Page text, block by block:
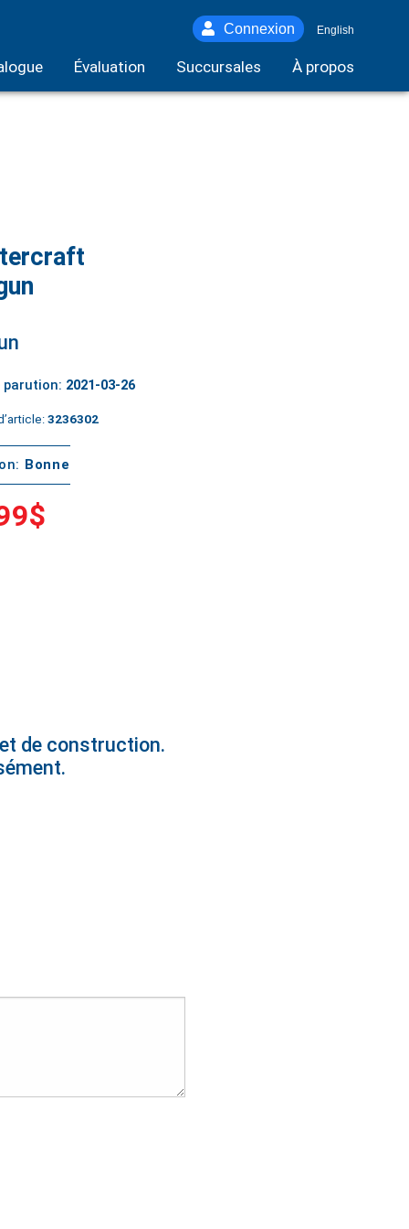
Connexion English
Évaluation Succursales À propos
parution: 2021-03-26
3236302
Bonne
de construction.